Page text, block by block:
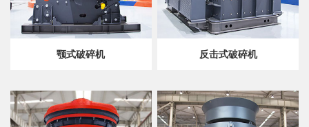
颚式破碎机 反击式破碎机